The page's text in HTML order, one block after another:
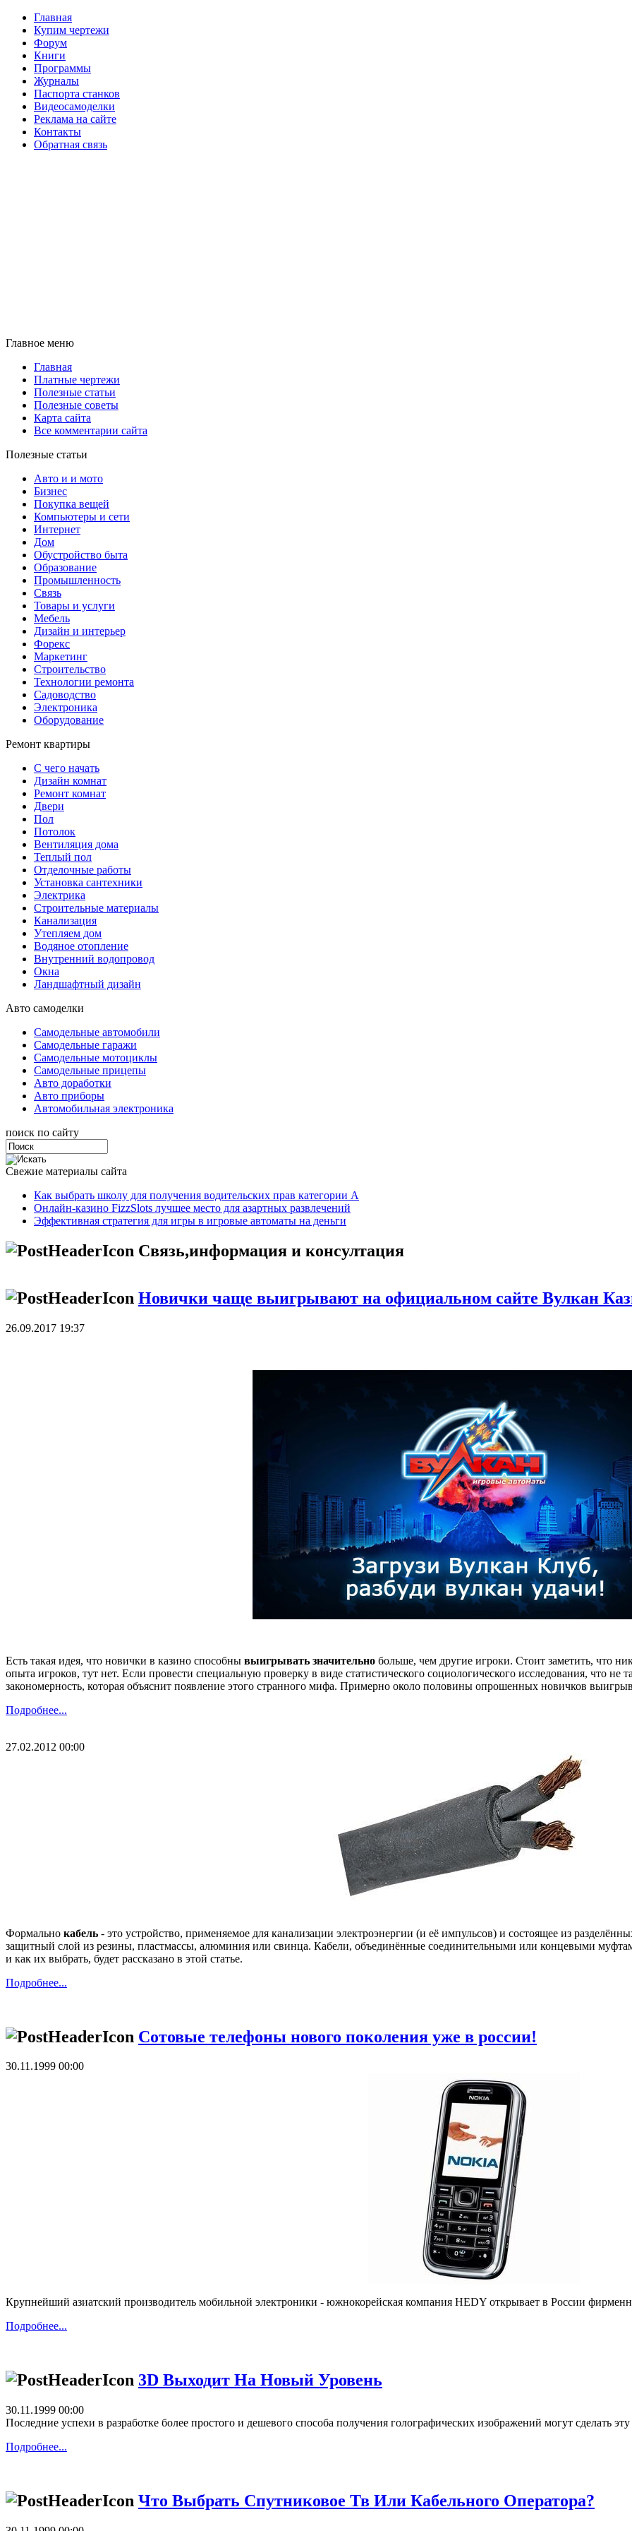
Главная
Купим чертежи
Форум
Книги
Программы
Журналы
Паспорта станков
Видеосамоделки
Реклама на сайте
Контакты
Обратная связь
Главное меню
Главная
Платные чертежи
Полезные статьи
Полезные советы
Карта сайта
Все комментарии сайта
Полезные статьи
Авто и и мото
Бизнес
Покупка вещей
Компьютеры и сети
Интернет
Дом
Обустройство быта
Образование
Промышленность
Связь
Товары и услуги
Мебель
Дизайн и интерьер
Форекс
Маркетинг
Строительство
Технологии ремонта
Садоводство
Электроника
Оборудование
Ремонт квартиры
С чего начать
Дизайн комнат
Ремонт комнат
Двери
Пол
Потолок
Вентиляция дома
Теплый пол
Отделочные работы
Установка сантехники
Электрика
Строительные материалы
Канализация
Утепляем дом
Водяное отопление
Внутренний водопровод
Окна
Ландшафтный дизайн
Авто самоделки
Самодельные автомобили
Самодельные гаражи
Самодельные мотоциклы
Самодельные прицепы
Авто доработки
Авто приборы
Автомобильная электроника
поиск по сайту
Свежие материалы сайта
Как выбрать школу для получения водительских прав категории А
Онлайн-казино FizzSlots лучшее место для азартных развлечений
Эффективная стратегия для игры в игровые автоматы на деньги
Связь,информация и консултация
Новички чаще выигрывают на официальном сайте Вулкан
26.09.2017 19:37
Есть такая идея, что новички в казино способны выигрывать значительно больше, чем другие игроки. Стоит заметить, что
опыта игроков, тут нет. Если провести специальную проверку в виде статистического социологического исследования, что
закономерность, которая объяснит появление этого странного мифа. Примерно около половины опрошенных новичков
Подробнее...
27.02.2012 00:00
Формально кабель - это устройство, применяемое для канализации электроэнергии (и её импульсов) и состоящее из
защитный слой из резины, пластмассы, алюминия или свинца. Кабели, объединённые соединительными или концевыми
и как их выбрать, будет рассказано в этой статье.
Подробнее...
Сотовые телефоны нового поколения уже в россии!
30.11.1999 00:00
Крупнейший азиатский производитель мобильной электроники - южнокорейская компания HEDY открывает в России
Подробнее...
3D Выходит На Новый Уровень
30.11.1999 00:00
Последние успехи в разработке более простого и дешевого способа получения голографических изображений могут сделать
Подробнее...
Что Выбрать Спутниковое Тв Или Кабельного Оператора?